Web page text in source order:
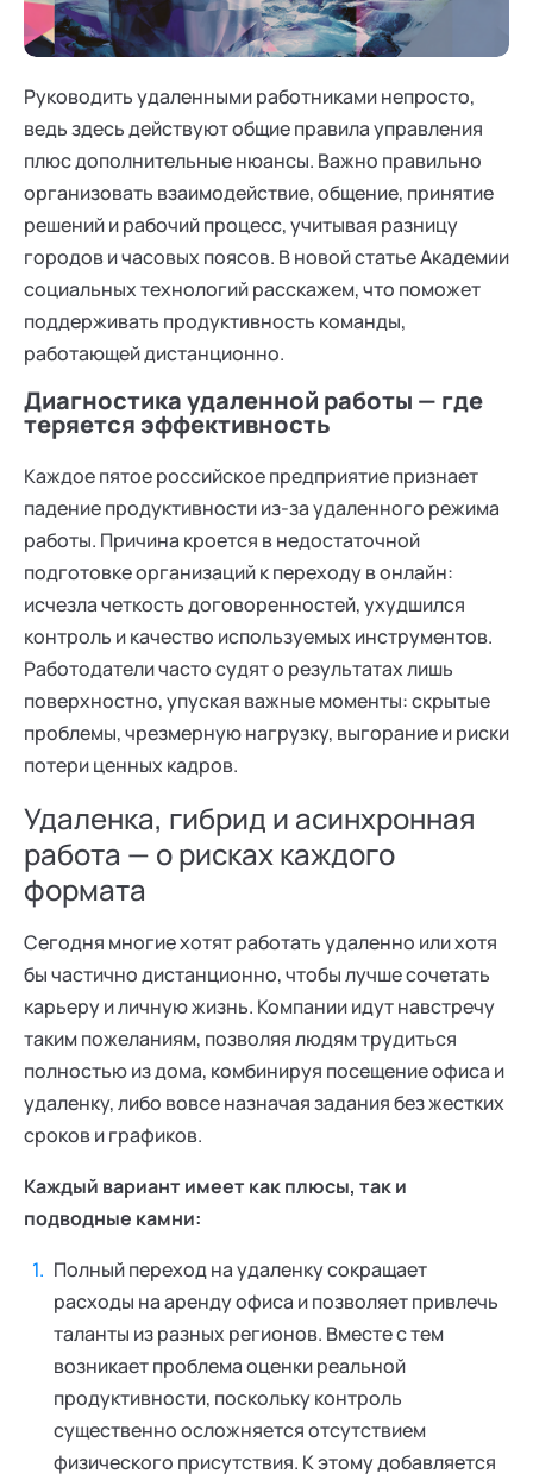
Руководить удаленными работниками непросто,
ведь здесь действуют общие правила управления
плюс дополнительные нюансы. Важно правильно
организовать взаимодействие, общение, принятие
решений и рабочий процесс, учитывая разницу
городов и часовых поясов. В новой статье Академии
социальных технологий расскажем, что поможет
поддерживать продуктивность команды,
работающей дистанционно.
Диагностика удаленной работы — где
теряется эффективность
Каждое пятое российское предприятие признает
падение продуктивности из-за удаленного режима
работы. Причина кроется в недостаточной
подготовке организаций к переходу в онлайн:
исчезла четкость договоренностей, ухудшился
контроль и качество используемых инструментов.
Работодатели часто судят о результатах лишь
поверхностно, упуская важные моменты: скрытые
проблемы, чрезмерную нагрузку, выгорание и риски
потери ценных кадров.
Удаленка, гибрид и асинхронная
работа — о рисках каждого
формата
Сегодня многие хотят работать удаленно или хотя
бы частично дистанционно, чтобы лучше сочетать
карьеру и личную жизнь. Компании идут навстречу
таким пожеланиям, позволяя людям трудиться
полностью из дома, комбинируя посещение офиса и
удаленку, либо вовсе назначая задания без жестких
сроков и графиков.
Каждый вариант имеет как плюсы, так и
подводные камни:
Полный переход на удаленку сокращает
расходы на аренду офиса и позволяет привлечь
таланты из разных регионов. Вместе с тем
возникает проблема оценки реальной
продуктивности, поскольку контроль
существенно осложняется отсутствием
физического присутствия. К этому добавляется
Профессионалам
Поддержка
Режим работы и тп